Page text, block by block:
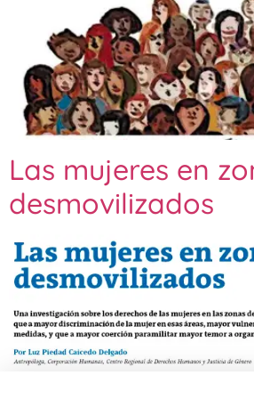
Las mujeres en
desmovilizados